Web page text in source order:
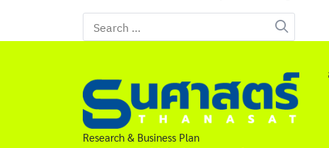
Search
for:
Research & Business Plan